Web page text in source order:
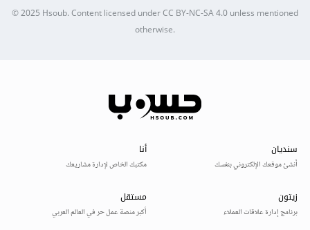
© 2025Hsoub.Content licensed underCC BY-NC-SA 4.0unless mentioned
otherwise.